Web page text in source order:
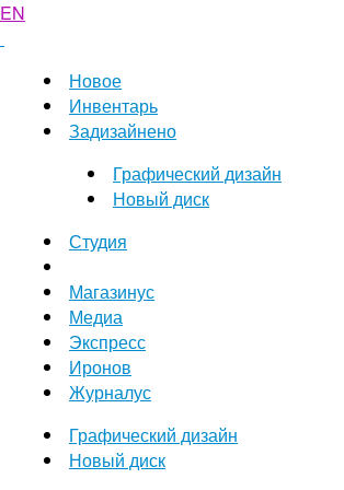
EN
Новое
Инвентарь
Задизайнено
Графический дизайн
Новый диск
Студия
Магазинус
Медиа
Экспресс
Иронов
Журналус
Графический дизайн
Новый диск